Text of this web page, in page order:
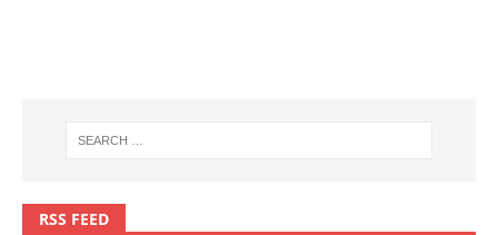
RSS FEED